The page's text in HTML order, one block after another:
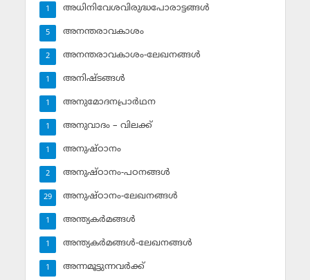
അധിനിവേശവിരുദ്ധപോരാട്ടങ്ങള്‍
1
അനന്തരാവകാശം
5
അനന്തരാവകാശം-ലേഖനങ്ങള്‍
2
അനിഷ്ടങ്ങള്‍
1
അനുമോദനപ്രാര്‍ഥന
1
അനുവാദം – വിലക്ക്‌
1
അനുഷ്ഠാനം
1
അനുഷ്ഠാനം-പഠനങ്ങള്‍
2
അനുഷ്ഠാനം-ലേഖനങ്ങള്‍
29
അന്ത്യകര്‍മങ്ങള്‍
1
അന്ത്യകര്‍മങ്ങള്‍-ലേഖനങ്ങള്‍
1
അന്നമൂട്ടുന്നവര്‍ക്ക്
1